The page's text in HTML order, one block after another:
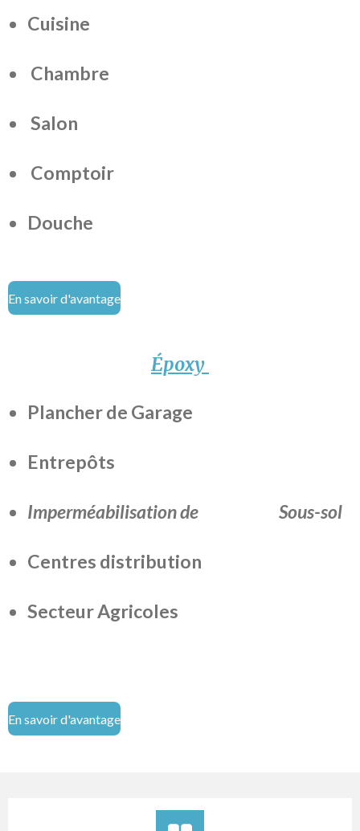
Cuisine
Chambre
Salon
Comptoir
Douche
En savoir d'avantage
Époxy
Plancher de Garage
Entrepôts
Imperméabilisation de Sous-sol
Centres distribution
Secteur Agricoles
En savoir d'avantage